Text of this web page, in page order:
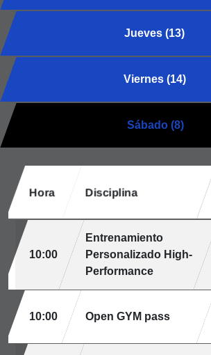
Jueves (13)
Viernes (14)
Sábado (8)
Hora Disciplina
10:00
Entrenamiento
Personalizado High-
Performance
10:00 Open GYM pass